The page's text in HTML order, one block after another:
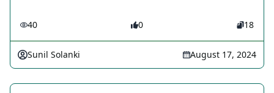
40 0 18
Sunil Solanki August 17, 2024